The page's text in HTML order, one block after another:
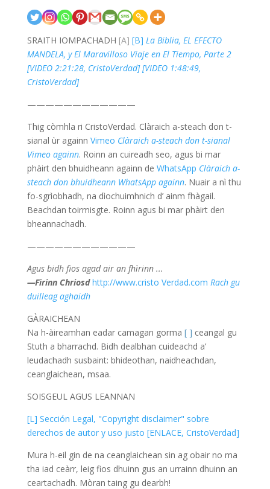
SRAITH IOMPACHADH [A] [B] La Biblia, EL EFECTO
MANDELA, y El Maravilloso Viaje en El Tiempo, Parte 2
[VIDEO 2:21:28, CristoVerdad] [VIDEO 1:48:49,
CristoVerdad]
————————————
Thig còmhla ri CristoVerdad. Clàraich a-steach don t-
sianal ùr againn Vimeo Clàraich a-steach don t-sianal
Vimeo againn. Roinn an cuireadh seo, agus bi mar
phàirt den bhuidheann againn de WhatsApp Clàraich a-
steach don bhuidheann WhatsApp againn. Nuair a nì thu
fo-sgrìobhadh, na dìochuimhnich d’ ainm fhàgail.
Beachdan toirmisgte. Roinn agus bi mar phàirt den
bheannachadh.
————————————
Agus bidh fios agad air an fhìrinn ...
—Fìrinn Chriosd http://www.cristo Verdad.com Rach gu
duilleag aghaidh
GÀRAICHEAN
Na h-àireamhan eadar camagan gorma [ ] ceangal gu
Stuth a bharrachd. Bidh dealbhan cuideachd a’
leudachadh susbaint: bhideothan, naidheachdan,
ceanglaichean, msaa.
SOISGEUL AGUS LEANNAN
[L] Sección Legal, "Copyright disclaimer" sobre
derechos de autor y uso justo [ENLACE, CristoVerdad]
Mura h-eil gin de na ceanglaichean sin ag obair no ma
tha iad ceàrr, leig fios dhuinn gus an urrainn dhuinn an
ceartachadh. Mòran taing gu dearbh!